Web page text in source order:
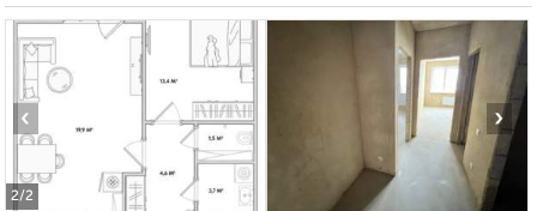
2/2
‹ ›